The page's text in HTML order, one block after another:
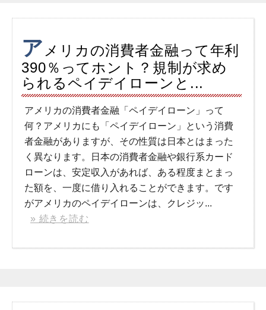
ア メリカの消費者金融って年利
390％ってホント？規制が求め
られるペイデイローンと...
アメリカの消費者金融「ペイデイローン」って
何？アメリカにも「ペイデイローン」という消費
者金融がありますが、その性質は日本とはまった
く異なります。日本の消費者金融や銀行系カード
ローンは、安定収入があれば、ある程度まとまっ
た額を、一度に借り入れることができます。です
がアメリカのペイデイローンは、クレジッ...
» 続きを読む